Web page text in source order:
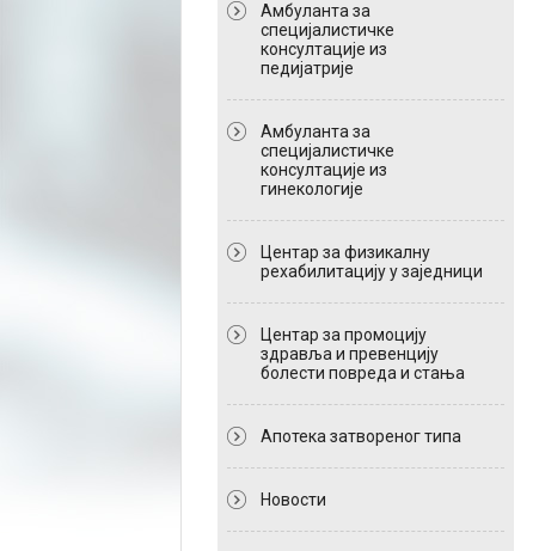
Амбуланта за
специјалистичке
консултације из
педијатрије
Амбуланта за
специјалистичке
консултације из
гинекологије
Центар за физикалну
рехабилитацију у заједници
Центар за промоцију
здравља и превенцију
болести повреда и стања
Апотека затвореног типа
Новости